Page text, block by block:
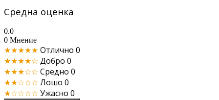
Средна оценка
0.0
0 Мнение
★★★★★ Отлично 0
★★★★☆ Добро 0
★★★☆☆ Средно 0
★★☆☆☆ Лошо 0
★☆☆☆☆ Ужасно 0